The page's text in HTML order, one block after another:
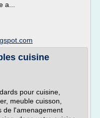
a...
cuisine
pour cuisine,
meuble cuisson,
de l'amenagement